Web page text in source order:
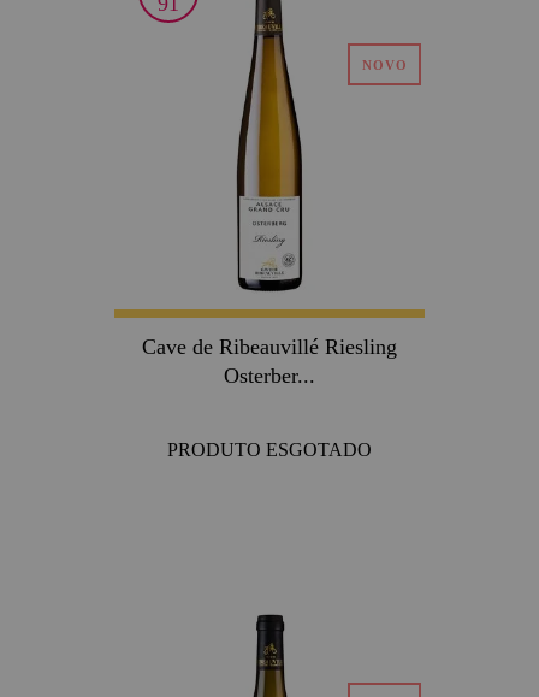
Cave de Ribeauvillé Riesling
Osterber...
PRODUTO ESGOTADO